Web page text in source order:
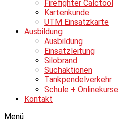
Firefighter Calctool
Kartenkunde
UTM Einsatzkarte
Ausbildung
Ausbildung
Einsatzleitung
Silobrand
Suchaktionen
Tankpendelverkehr
Schule + Onlinekurse
Kontakt
Menü